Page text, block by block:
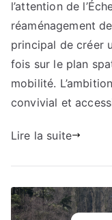
l’attention de
réaménagement
principal de créer
fois sur le plan
mobilité.
convivial et
Lire la suite